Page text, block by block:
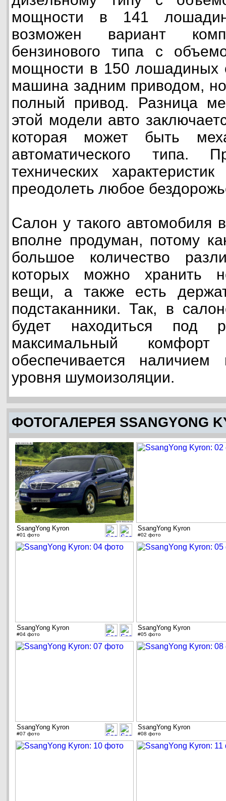
мощности в 141
возможен вариант
бензинового типа с
мощности в 150 лошадиных
машина задним приводом,
полный привод. Разница
этой модели авто
которая может быть
автоматического типа.
технических
преодолеть любое
Салон у такого автомобиля
вполне продуман, потому
большое количество
которых можно хранить
вещи, а также есть
подстаканники. Так, в
будет находиться под
максимальный
обеспечивается
уровня шумоизоляции.
ФОТОГАЛЕРЕЯ SSANGYONG
SsangYong Kyron
#01 фото
SsangYong Kyron
#02 фото
SsangYong Kyron
#04 фото
SsangYong Kyron
#05 фото
SsangYong Kyron
#07 фото
SsangYong Kyron
#08 фото